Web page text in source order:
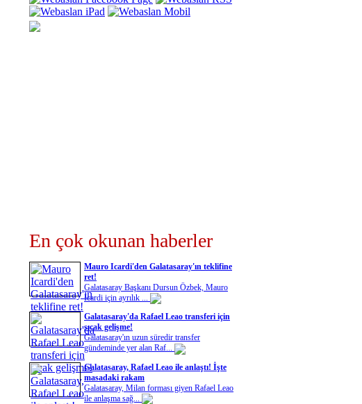
En çok okunan haberler
Mauro Icardi'den Galatasaray'ın teklifine
ret!
Galatasaray Başkanı Dursun Özbek, Mauro
Icardi için ayrılık ...
Galatasaray'da Rafael Leao transferi için
sıcak gelişme!
Galatasaray'ın uzun süredir transfer
gündeminde yer alan Raf...
Galatasaray, Rafael Leao ile anlaştı! İşte
masadaki rakam
Galatasaray, Milan forması giyen Rafael Leao
ile anlaşma sağ...